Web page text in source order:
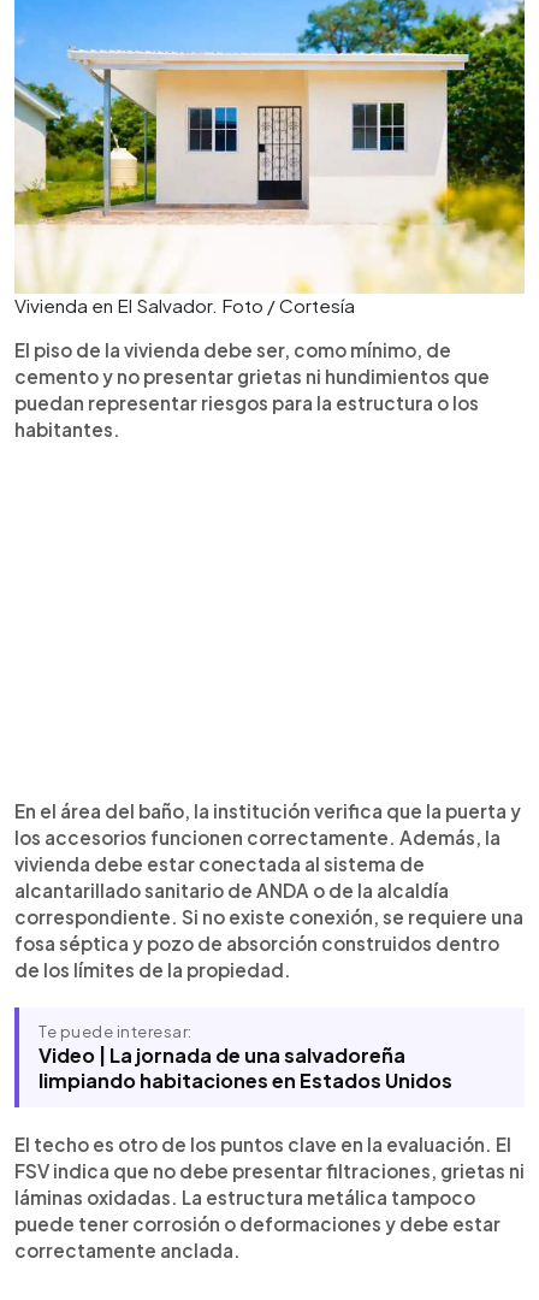
Vivienda en El Salvador. Foto / Cortesía
El piso de la vivienda debe ser, como mínimo, de
cemento y no presentar grietas ni hundimientos que
puedan representar riesgos para la estructura o los
habitantes.
En el área del baño, la institución verifica que la puerta y
los accesorios funcionen correctamente. Además, la
vivienda debe estar conectada al sistema de
alcantarillado sanitario de ANDA o de la alcaldía
correspondiente. Si no existe conexión, se requiere una
fosa séptica y pozo de absorción construidos dentro
de los límites de la propiedad.
Te puede interesar:
Video | La jornada de una salvadoreña
limpiando habitaciones en Estados Unidos
El techo es otro de los puntos clave en la evaluación. El
FSV indica que no debe presentar filtraciones, grietas ni
láminas oxidadas. La estructura metálica tampoco
puede tener corrosión o deformaciones y debe estar
correctamente anclada.